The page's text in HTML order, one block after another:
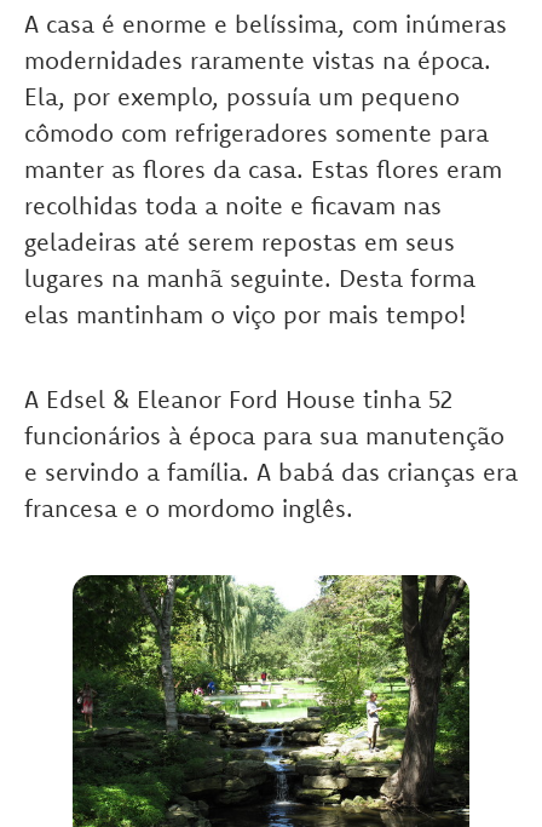
A casa é enorme e belíssima, com inúmeras
modernidades raramente vistas na época.
Ela, por exemplo, possuía um pequeno
cômodo com refrigeradores somente para
manter as flores da casa. Estas flores eram
recolhidas toda a noite e ficavam nas
geladeiras até serem repostas em seus
lugares na manhã seguinte. Desta forma
elas mantinham o viço por mais tempo!
A Edsel & Eleanor Ford House tinha 52
funcionários à época para sua manutenção
e servindo a família. A babá das crianças era
francesa e o mordomo inglês.